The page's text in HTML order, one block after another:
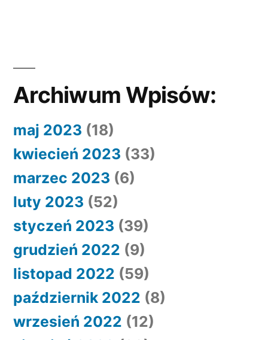
Archiwum Wpisów:
maj 2023 (18)
kwiecień 2023 (33)
marzec 2023 (6)
luty 2023 (52)
styczeń 2023 (39)
grudzień 2022 (9)
listopad 2022 (59)
październik 2022 (8)
wrzesień 2022 (12)